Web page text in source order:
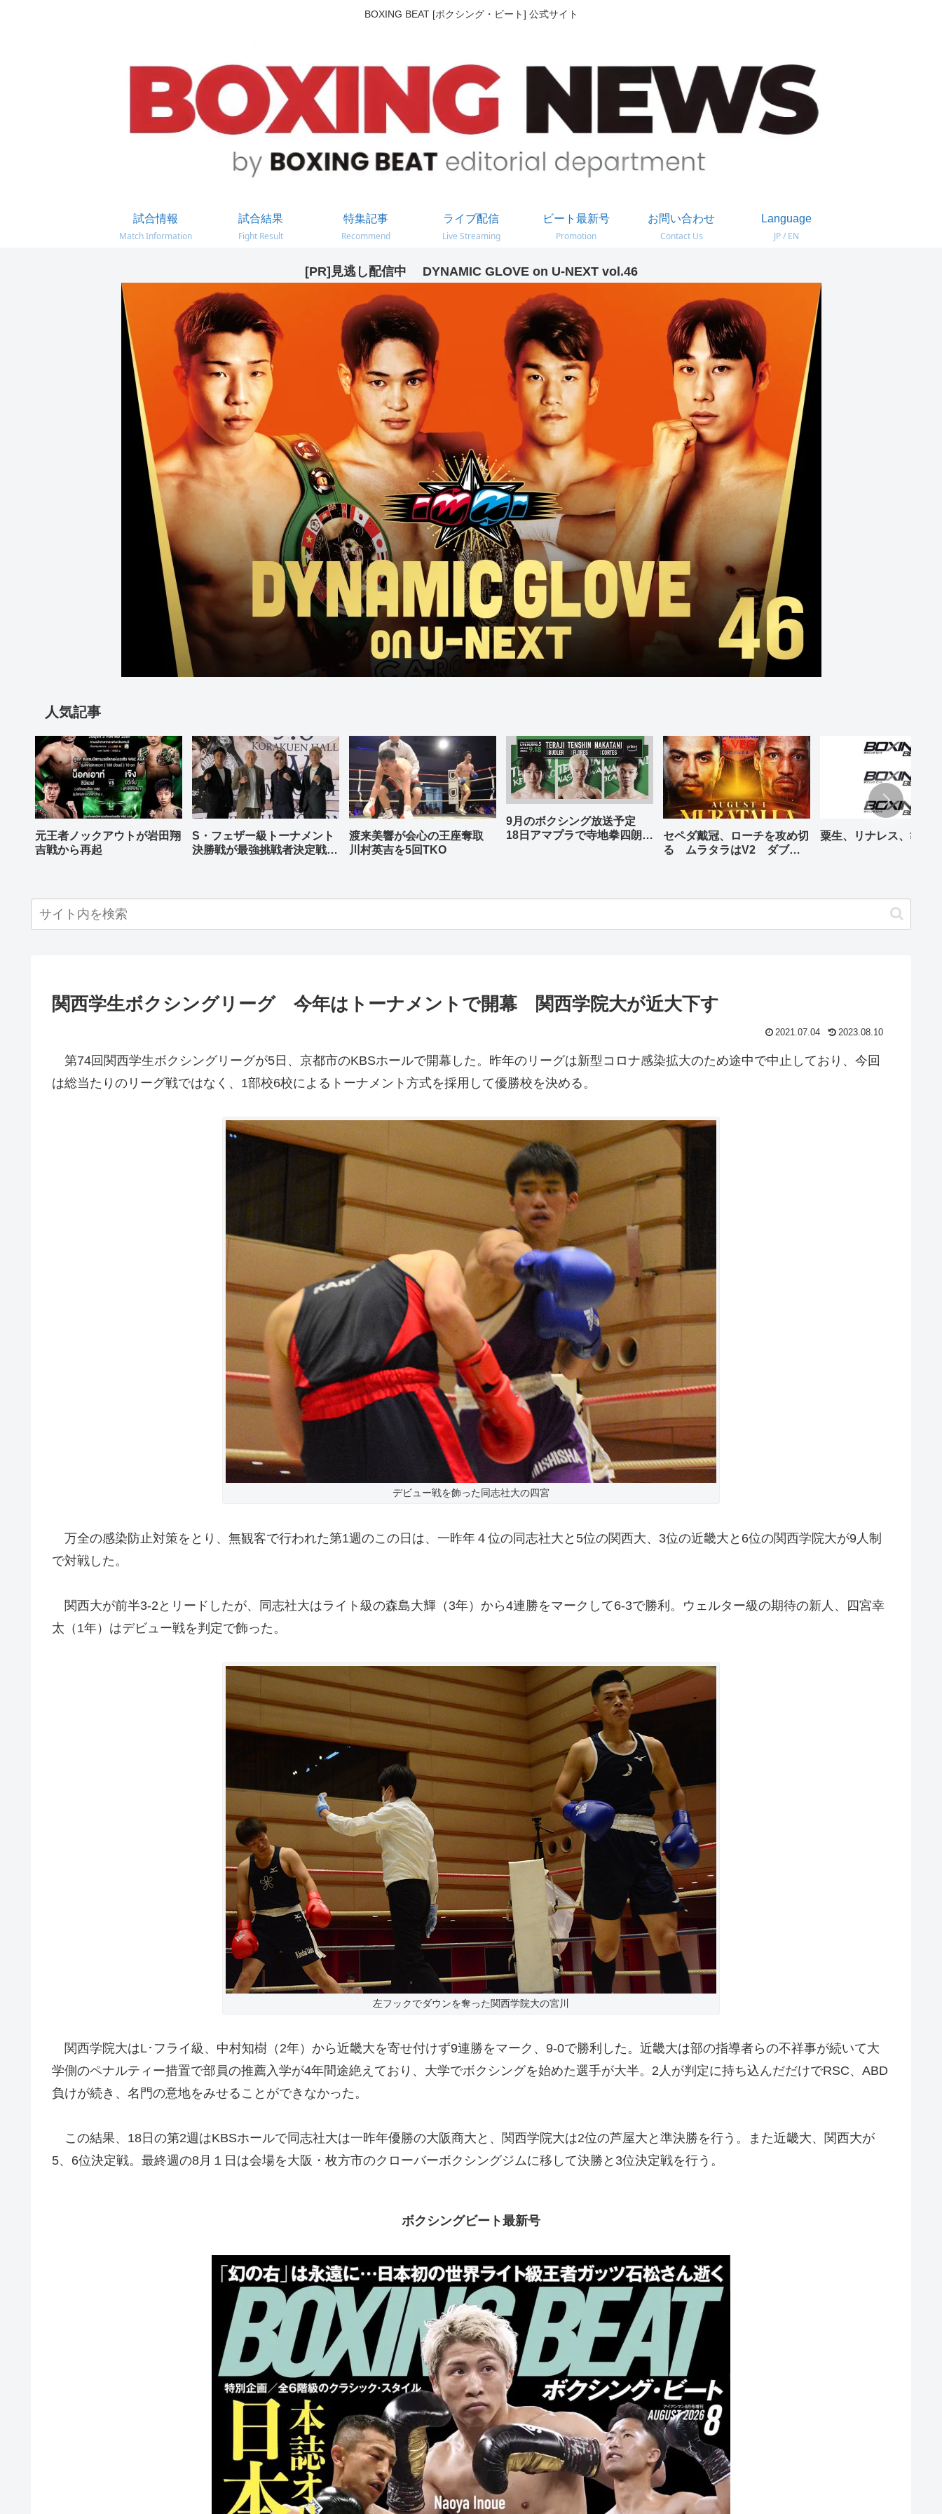
BOXING BEAT [ボクシング・ビート] 公式サイト
試合情報
Match Information
試合結果
Fight Result
特集記事
Recommend
ライブ配信
Live Streaming
ビート最新号
Promotion
お問い合わせ
Contact Us
Language
JP / EN
[PR]見逃し配信中 DYNAMIC GLOVE on U-NEXT vol.46
人気記事
元王者ノックアウトが岩田翔
吉戦から再起
S・フェザー級トーナメント
決勝戦が最強挑戦者決定戦兼
渡来美響が会心の王座奪取
川村英吉を5回TKO
9月のボクシング放送予定
18日アマプラで寺地拳四朗、
セペダ戴冠、ローチを攻め切
る ムラタラはV2 ダブル
粟生、リナレス、亀海
関西学生ボクシングリーグ 今年はトーナメントで開幕 関西学院大が近大下す
2021.07.04 2023.08.10
第74回関西学生ボクシングリーグが5日、京都市のKBSホールで開幕した。昨年のリーグは新型コロナ感染拡大のため途中で中止しており、今回
は総当たりのリーグ戦ではなく、1部校6校によるトーナメント方式を採用して優勝校を決める。
デビュー戦を飾った同志社大の四宮
万全の感染防止対策をとり、無観客で行われた第1週のこの日は、一昨年４位の同志社大と5位の関西大、3位の近畿大と6位の関西学院大が9人制
で対戦した。
関西大が前半3-2とリードしたが、同志社大はライト級の森島大輝（3年）から4連勝をマークして6-3で勝利。ウェルター級の期待の新人、四宮幸
太（1年）はデビュー戦を判定で飾った。
左フックでダウンを奪った関西学院大の宮川
関西学院大はL･フライ級、中村知樹（2年）から近畿大を寄せ付けず9連勝をマーク、9-0で勝利した。近畿大は部の指導者らの不祥事が続いて大
学側のペナルティー措置で部員の推薦入学が4年間途絶えており、大学でボクシングを始めた選手が大半。2人が判定に持ち込んだだけでRSC、ABD
負けが続き、名門の意地をみせることができなかった。
この結果、18日の第2週はKBSホールで同志社大は一昨年優勝の大阪商大と、関西学院大は2位の芦屋大と準決勝を行う。また近畿大、関西大が
5、6位決定戦。最終週の8月１日は会場を大阪・枚方市のクローバーボクシングジムに移して決勝と3位決定戦を行う。
ボクシングビート最新号